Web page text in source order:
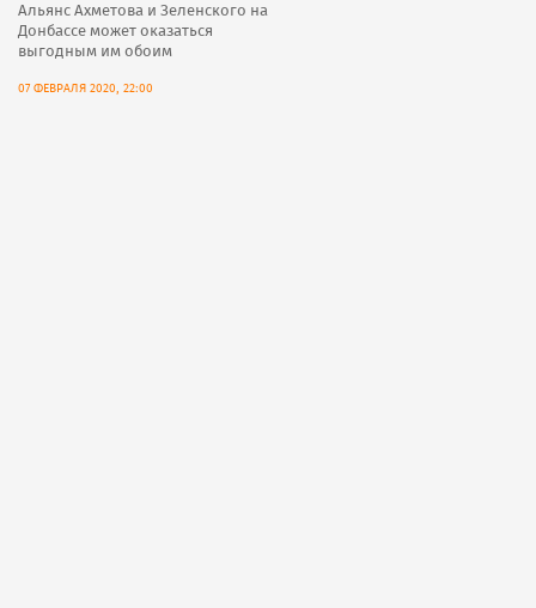
Альянс Ахметова и Зеленского на
Донбассе может оказаться
выгодным им обоим
07 ФЕВРАЛЯ 2020, 22:00